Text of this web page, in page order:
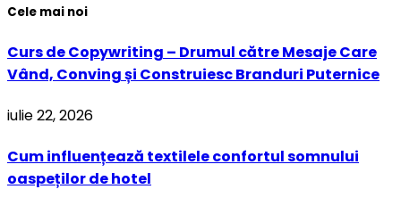
Cele mai noi
Curs de Copywriting – Drumul către Mesaje Care
Vând, Conving și Construiesc Branduri Puternice
iulie 22, 2026
Cum influențează textilele confortul somnului
oaspeților de hotel